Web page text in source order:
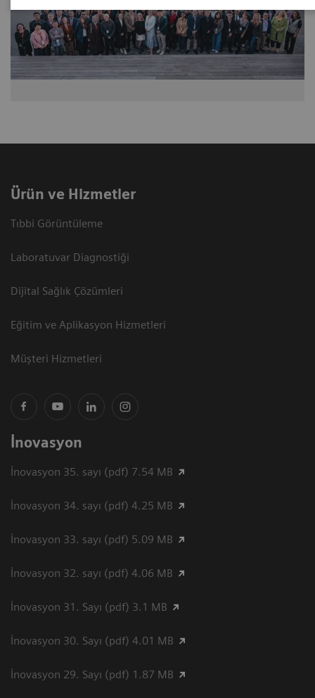
Ürün ve Hizmetler
Tıbbi Görüntüleme
Laboratuvar Diagnostiği
Dijital Sağlık Çözümleri
Eğitim ve Aplikasyon Hizmetleri
Müşteri Hizmetleri
İnovasyon
İnovasyon 35. sayı (pdf) 7.54 MB
İnovasyon 34. sayı (pdf) 4.25 MB
İnovasyon 33. sayı (pdf) 5.09 MB
İnovasyon 32. sayı (pdf) 4.06 MB
İnovasyon 31. Sayı (pdf) 3.1 MB
İnovasyon 30. Sayı (pdf) 4.01 MB
İnovasyon 29. Sayı (pdf) 1.87 MB